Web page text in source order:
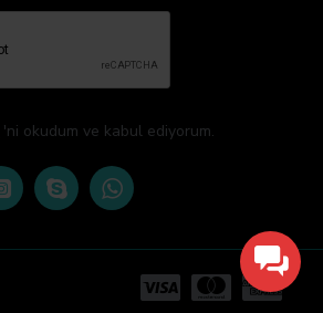
'ni okudum ve kabul ediyorum.